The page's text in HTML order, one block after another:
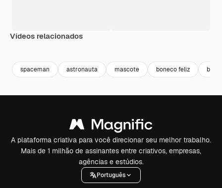
Vídeos relacionados
spaceman astronauta mascote boneco feliz baby
A plataforma criativa para você direcionar seu melhor trabalho.
Mais de 1 milhão de assinantes entre criativos, empresas,
agências e estúdios.
Português